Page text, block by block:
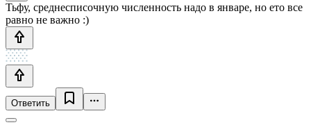
Тьфу, среднесписочную численность надо в январе, но ето все
равно не важно :)
Ответить